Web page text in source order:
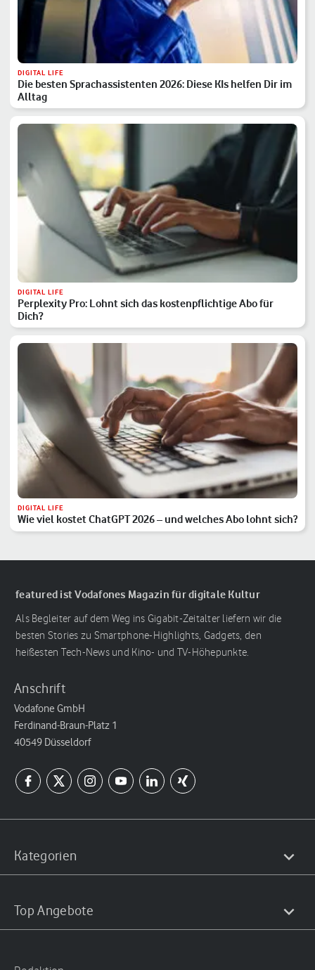
DIGITAL LIFE
Die besten Sprachassistenten 2026: Diese KIs helfen Dir im
Alltag
DIGITAL LIFE
Perplexity Pro: Lohnt sich das kostenpflichtige Abo für
Dich?
DIGITAL LIFE
Wie viel kostet ChatGPT 2026 – und welches Abo lohnt sich?
featured ist Vodafones Magazin für digitale Kultur
Als Begleiter auf dem Weg ins Gigabit-Zeitalter liefern wir die
besten Stories zu Smartphone-Highlights, Gadgets, den
heißesten Tech-News und Kino- und TV-Höhepunkte.
Anschrift
Vodafone GmbH
Ferdinand-Braun-Platz 1
40549 Düsseldorf
Kategorien
Top Angebote